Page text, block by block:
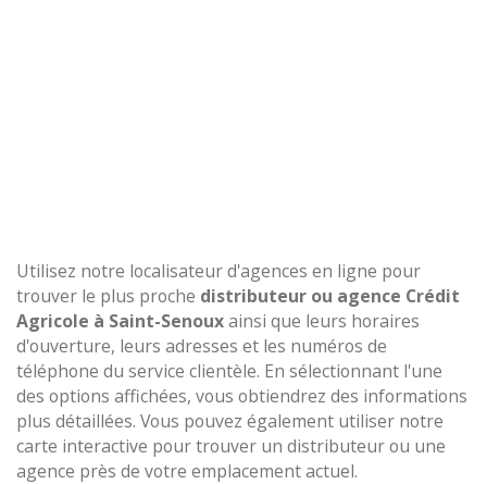
Utilisez notre localisateur d'agences en ligne pour
trouver le plus proche distributeur ou agence Crédit
Agricole à Saint-Senouxainsi que leurs horaires
d'ouverture, leurs adresses et les numéros de
téléphone du service clientèle. En sélectionnant l'une
des options affichées, vous obtiendrez des informations
plus détaillées. Vous pouvez également utiliser notre
carte interactive pour trouver un distributeur ou une
agence près de votre emplacement actuel.